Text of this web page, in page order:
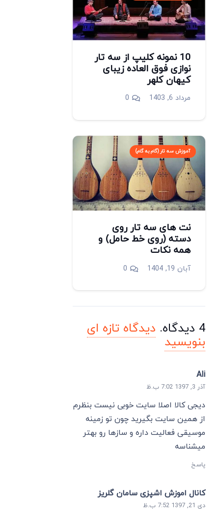
10 نمونه کلیپ از سه تار
نوازی فوق العاده زیبای
کیهان کلهر
مرداد 6, 1403 0
آموزش سه تار (گام به گام)
نت های سه تار روی
دسته (روی خط حامل) و
همه نکات
آبان 19, 1404 0
4 دیدگاه. دیدگاه تازه ای
بنویسید
Ali
آذر 3, 1397 7:02 ب.ظ
دیجی کالا اصلا سایت خوبی نیست بنظرم
از همین سایت بگیرید چون تو زمینه
موسیقی فعالیت داره و سازها رو بهتر
میشناسه
پاسخ
کانال اموزش اشپزی سامان گلریز
دی 21, 1397 7:52 ب.ظ